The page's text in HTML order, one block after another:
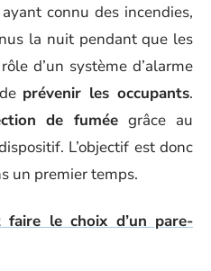
connu des incendies,
la nuit pendant que les
d’un système d’alarme
prévenir les occupants.
de fumée grâce au
L’objectif est donc
un premier temps.
faire le choix d’un pare-